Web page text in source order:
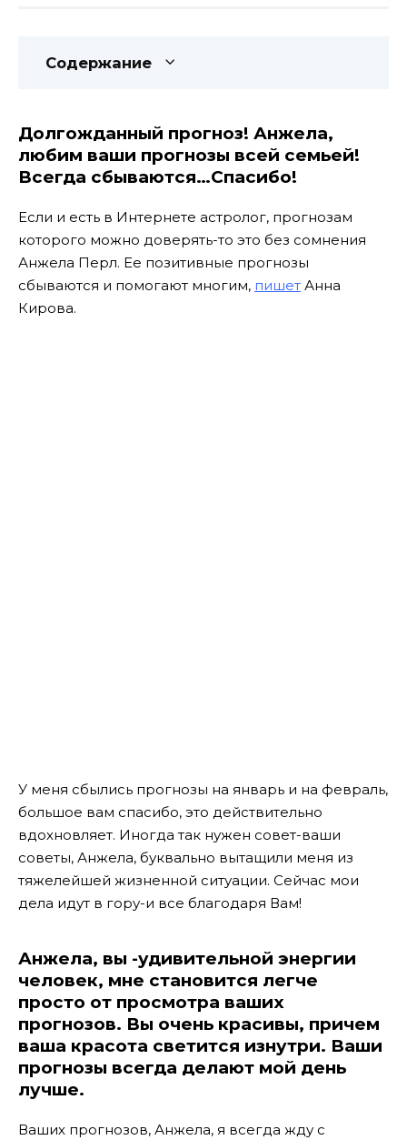
Содержание
Долгожданный прогноз! Анжела,
любим ваши прогнозы всей семьей!
Всегда сбываются…Спасибо!
Если и есть в Интернете астролог, прогнозам
которого можно доверять-то это без сомнения
Анжела Перл. Ее позитивные прогнозы
сбываются и помогают многим, пишет Анна
Кирова.
У меня сбылись прогнозы на январь и на февраль,
большое вам спасибо, это действительно
вдохновляет. Иногда так нужен совет-ваши
советы, Анжела, буквально вытащили меня из
тяжелейшей жизненной ситуации. Сейчас мои
дела идут в гору-и все благодаря Вам!
Анжела, вы -удивительной энергии
человек, мне становится легче
просто от просмотра ваших
прогнозов. Вы очень красивы, причем
ваша красота светится изнутри. Ваши
прогнозы всегда делают мой день
лучше.
Ваших прогнозов, Анжела, я всегда жду с